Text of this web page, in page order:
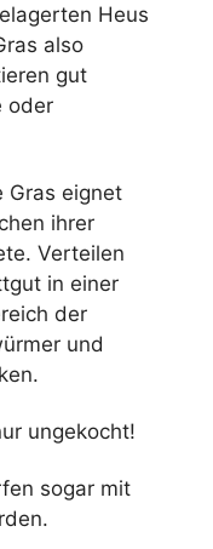
Heus
also
gut
oder
Gras eignet
ihrer
Verteilen
in einer
der
und
ungekocht!
sogar mit